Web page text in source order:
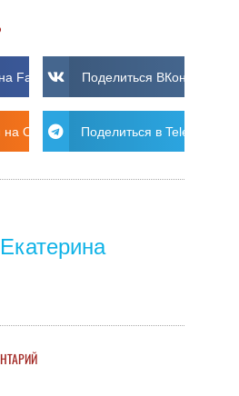
Facebook Поделиться ВКонтакте
Ok Поделиться в Telegram
Екатерина